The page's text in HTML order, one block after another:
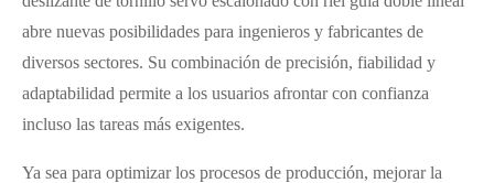
abre nuevas posibilidades para ingenieros y fabricantes de
diversos sectores. Su combinación de precisión, fiabilidad y
adaptabilidad permite a los usuarios afrontar con confianza
incluso las tareas más exigentes.
Ya sea para optimizar los procesos de producción, mejorar la